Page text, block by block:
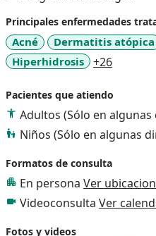
Principales enfermedades
Acné Dermatitis atópica
Hiperhidrosis
+26
Pacientes que atiendo
Adultos (Sólo en
Niños (Sólo en algunas
Formatos de consulta
En persona Ver
Videoconsulta Ver
Fotos y videos